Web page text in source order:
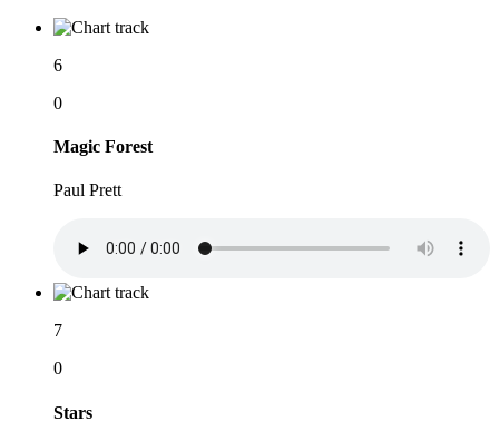
6
0
Magic Forest
Paul Prett
7
0
Stars